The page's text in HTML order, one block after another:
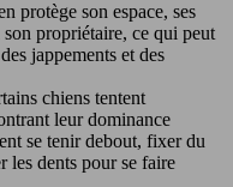
protège son espace, ses
propriétaire, ce qui peut
jappements et des
chiens tentent
leur dominance
se tenir debout, fixer du
les dents pour se faire